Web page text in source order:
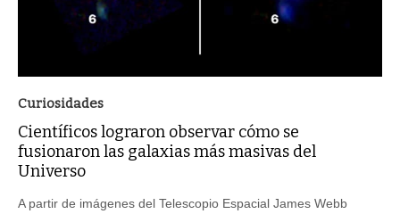
Curiosidades
Científicos lograron observar cómo se
fusionaron las galaxias más masivas del
Universo
A partir de imágenes del Telescopio Espacial James Webb